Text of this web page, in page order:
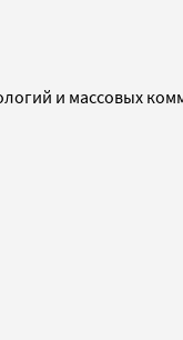
и массовых